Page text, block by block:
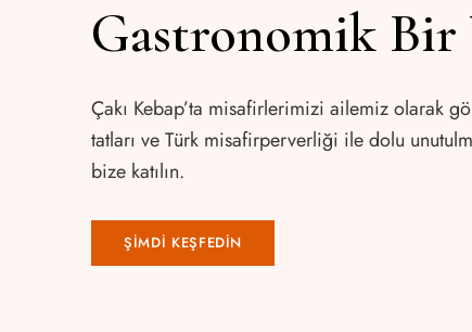
Gastronomik Bir
Çakı Kebap’ta misafirlerimizi ailemiz olarak
tatları ve Türk misafirperverliği ile dolu
bize katılın.
ŞİMDİ KEŞFEDİN